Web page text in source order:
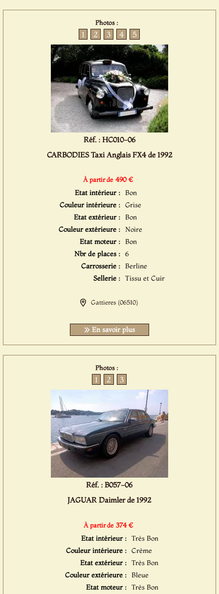
Photos :
1 2 3 4 5
Réf. : HC010-06
CARBODIES Taxi Anglais FX4 de 1992
À partir de 490 €
Etat intérieur : Bon
Couleur intérieure : Grise
Etat extérieur : Bon
Couleur extérieure : Noire
Etat moteur : Bon
Nbr de places : 6
Carrosserie : Berline
Sellerie : Tissu et Cuir
Gattieres (06510)
En savoir plus
Photos :
1 2 3
Réf. : B057-06
JAGUAR Daimler de 1992
À partir de 374 €
Etat intérieur : Très Bon
Couleur intérieure : Crème
Etat extérieur : Très Bon
Couleur extérieure : Bleue
Etat moteur : Très Bon